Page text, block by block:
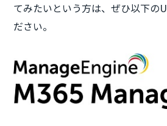
てみたいという方は、ぜひ以下の
ださい。